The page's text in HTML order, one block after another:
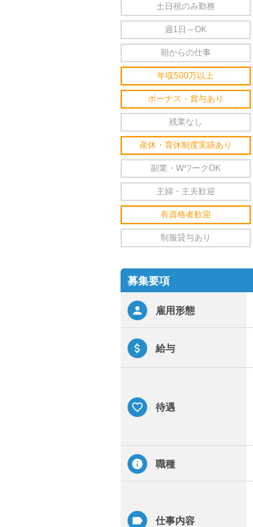
土日祝のみ勤務
週1日～OK
朝からの仕事
年収500万以上
ボーナス・賞与あり
残業なし
産休・育休制度実績あり
副業・WワークOK
主婦・主夫歓迎
有資格者歓迎
制服貸与あり
募集要項
雇用形態
給与
待遇
職種
仕事内容